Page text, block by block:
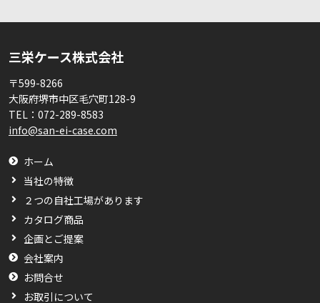
三栄ケース株式会社
〒599-8266
大阪府堺市中区毛穴町128-9
TEL： 072-289-8583
info@san-ei-case.com
ホーム
当社の特徴
２つの自社工場があります
カタログ商品
企画とご提案
会社案内
お問合せ
お取引について